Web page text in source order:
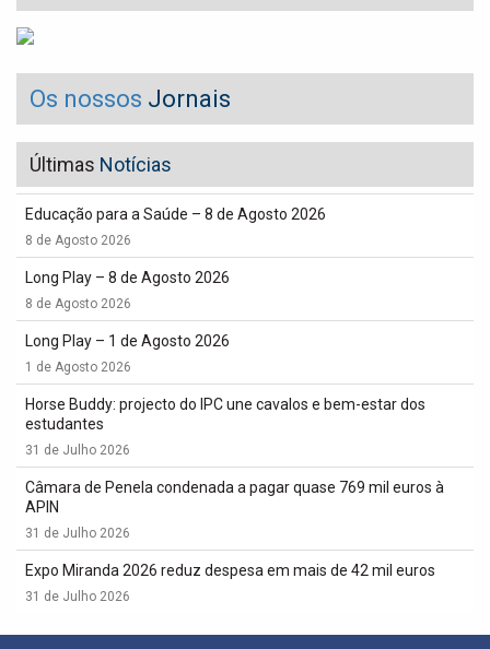
Os nossos Jornais
Últimas Notícias
Educação para a Saúde – 8 de Agosto 2026
8 de Agosto 2026
Long Play – 8 de Agosto 2026
8 de Agosto 2026
Long Play – 1 de Agosto 2026
1 de Agosto 2026
Horse Buddy: projecto do IPC une cavalos e bem-estar dos
estudantes
31 de Julho 2026
Câmara de Penela condenada a pagar quase 769 mil euros à
APIN
31 de Julho 2026
Expo Miranda 2026 reduz despesa em mais de 42 mil euros
31 de Julho 2026